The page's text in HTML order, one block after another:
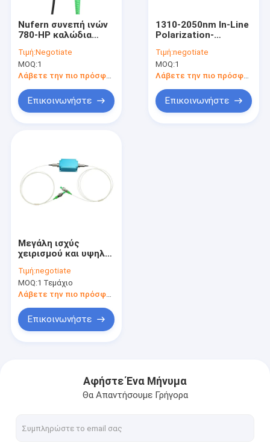
Nufern συνεπή ινών
780-HP καλώδια
οπτικών ινών
τρόπου FC/APC
τύπων ενιαία
Τιμή:Negotiate
MOQ:1
Λάβετε την πιο πρόσφατη τιμή
Επικοινωνήστε
1310-2050nm In-Line
Polarization-
pm ίνες
Τιμή:negotiate
MOQ:1
Επικοινωνήστε
Μεγάλη ισχύς
χειρισμού και υψηλή
επιστροφής 980 nm
Πολαρισμός
Διατήρηση
ινώδη λέιζερ και την
οργάνωση
Τιμή:negotiate
MOQ:1 Τεμάχιο
Λάβετε την πιο πρόσφατη τιμή
Επικοινωνήστε
Αφήστε Ένα Μήνυμα
Θα Απαντήσουμε Γρήγορα